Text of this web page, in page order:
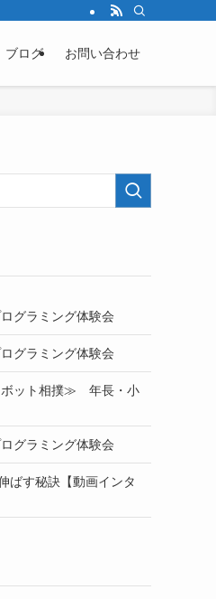
ブログ お問い合わせ
グラミング体験会
グラミング体験会
ット相撲≫ 年長・小
グラミング体験会
ばす秘訣【動画インタ